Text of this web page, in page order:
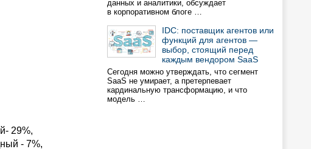
29%,
- 7%,
данных и аналитики, обсуждает
в корпоративном блоге …
IDC: поставщик агентов или
функций для агентов —
выбор, стоящий перед
каждым вендором SaaS
Сегодня можно утверждать, что сегмент
SaaS не умирает, а претерпевает
кардинальную трансформацию, и что
модель …